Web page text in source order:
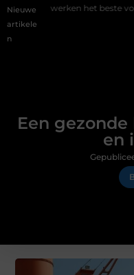
Nieuwe
artikele
n
beste voor
Een
en